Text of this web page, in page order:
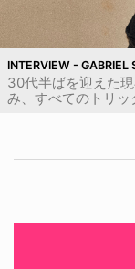
INTERVIEW - GABRIEL
30代半ばを迎えた
み、すべてのトリッ